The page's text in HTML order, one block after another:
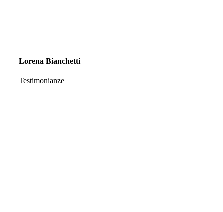
Lorena Bianchetti
Testimonianze